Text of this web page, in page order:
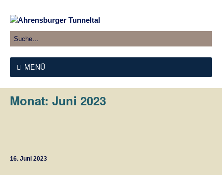
MENÜ
Monat: Juni 2023
16. Juni 2023